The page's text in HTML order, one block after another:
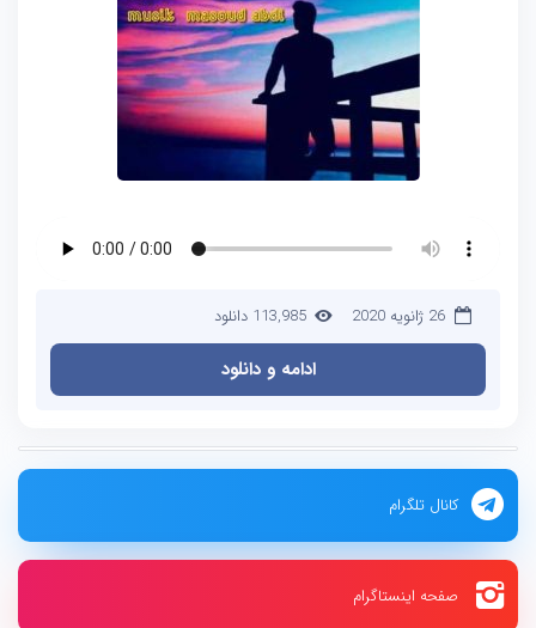
26 ژانویه 2020 113,985 دانلود
ادامه و دانلود
کانال تلگرام
صفحه اینستاگرام